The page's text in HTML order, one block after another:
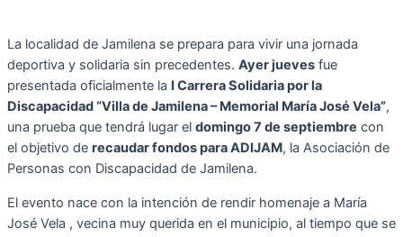
La localidad de Jamilena se prepara para vivir una jornada
deportiva y solidaria sin precedentes. Ayer jueves fue
presentada oficialmente la I Carrera Solidaria por la
Discapacidad “Villa de Jamilena – Memorial María José Vela”,
una prueba que tendrá lugar el domingo 7 de septiembre con
el objetivo de recaudar fondos para ADIJAM, la Asociación de
Personas con Discapacidad de Jamilena.
El evento nace con la intención de rendir homenaje a María
José Vela , vecina muy querida en el municipio, al tiempo que se